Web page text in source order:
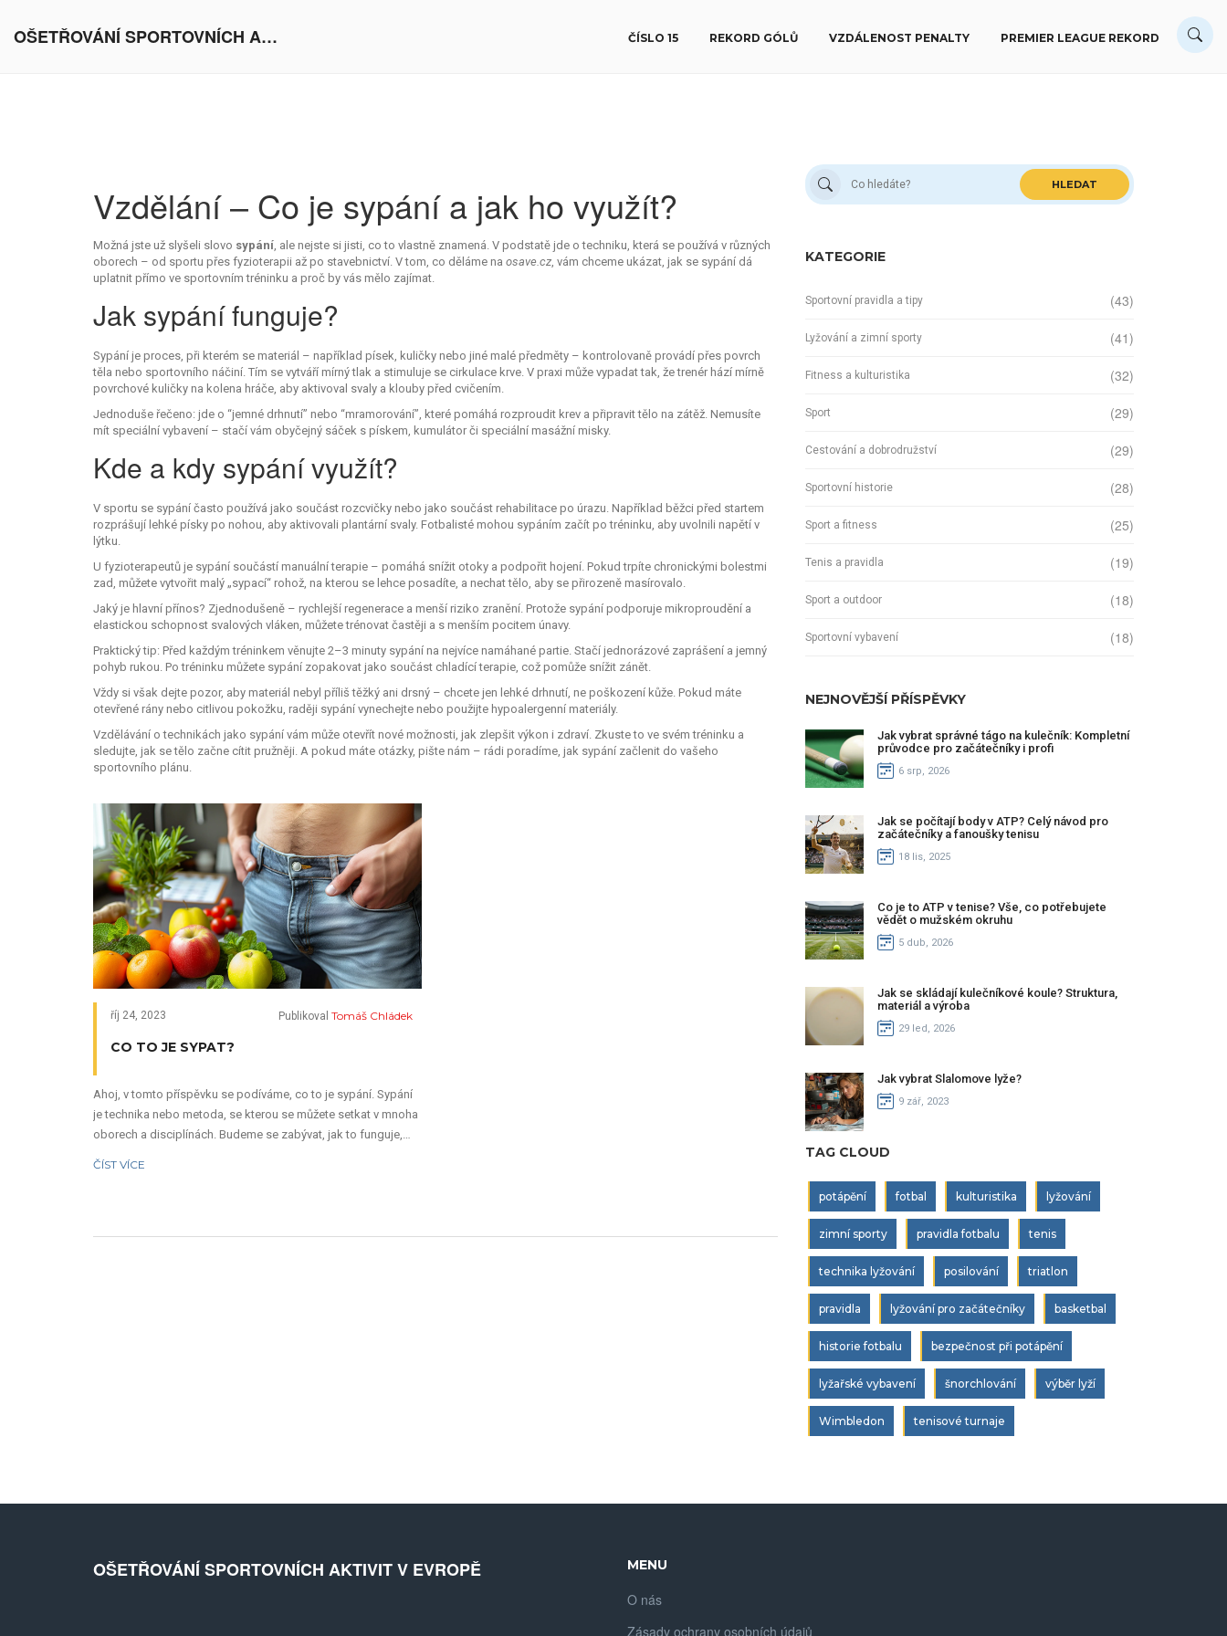
OŠETŘOVÁNÍ SPORTOVNÍCH AKTIVIT V EVROPĚ ČÍSLO 15 REKORD GÓLŮ VZDÁLENOST PENALTY PREMIER LEAGUE REKORD
Vzdělání – Co je sypání a jak ho využít?
Možná jste už slyšeli slovo sypání, ale nejste si jisti, co to vlastně znamená. V podstatě jde o techniku, která se používá v různých
oborech – od sportu přes fyzioterapii až po stavebnictví. V tom, co děláme na osave.cz, vám chceme ukázat, jak se sypání dá
uplatnit přímo ve sportovním tréninku a proč by vás mělo zajímat.
Jak sypání funguje?
Sypání je proces, při kterém se materiál – například písek, kuličky nebo jiné malé předměty – kontrolovaně provádí přes povrch
těla nebo sportovního náčiní. Tím se vytváří mírný tlak a stimuluje se cirkulace krve. V praxi může vypadat tak, že trenér hází mírně
povrchové kuličky na kolena hráče, aby aktivoval svaly a klouby před cvičením.
Jednoduše řečeno: jde o “jemné drhnutí” nebo “mramorování”, které pomáhá rozproudit krev a připravit tělo na zátěž. Nemusíte
mít speciální vybavení – stačí vám obyčejný sáček s pískem, kumulátor či speciální masážní misky.
Kde a kdy sypání využít?
V sportu se sypání často používá jako součást rozcvičky nebo jako součást rehabilitace po úrazu. Například běžci před startem
rozprášují lehké písky po nohou, aby aktivovali plantární svaly. Fotbalisté mohou sypáním začít po tréninku, aby uvolnili napětí v
lýtku.
U fyzioterapeutů je sypání součástí manuální terapie – pomáhá snížit otoky a podpořit hojení. Pokud trpíte chronickými bolestmi
zad, můžete vytvořit malý „sypací“ rohož, na kterou se lehce posadíte, a nechat tělo, aby se přirozeně masírovalo.
Jaký je hlavní přínos? Zjednodušeně – rychlejší regenerace a menší riziko zranění. Protože sypání podporuje mikroproudění a
elastickou schopnost svalových vláken, můžete trénovat častěji a s menším pocitem únavy.
Praktický tip: Před každým tréninkem věnujte 2–3 minuty sypání na nejvíce namáhané partie. Stačí jednorázové zaprášení a jemný
pohyb rukou. Po tréninku můžete sypání zopakovat jako součást chladící terapie, což pomůže snížit zánět.
Vždy si však dejte pozor, aby materiál nebyl příliš těžký ani drsný – chcete jen lehké drhnutí, ne poškození kůže. Pokud máte
otevřené rány nebo citlivou pokožku, raději sypání vynechejte nebo použijte hypoalergenní materiály.
Vzdělávání o technikách jako sypání vám může otevřít nové možnosti, jak zlepšit výkon i zdraví. Zkuste to ve svém tréninku a
sledujte, jak se tělo začne cítit pružněji. A pokud máte otázky, pište nám – rádi poradíme, jak sypání začlenit do vašeho
sportovního plánu.
říj 24, 2023 Publikoval Tomáš Chládek
CO TO JE SYPAT?
Ahoj, v tomto příspěvku se podíváme, co to je sypání. Sypání
je technika nebo metoda, se kterou se můžete setkat v mnoha
oborech a disciplínách. Budeme se zabývat, jak to funguje,
ČÍST VÍCE
HLEDAT
KATEGORIE
Sportovní pravidla a tipy (43)
Lyžování a zimní sporty (41)
Fitness a kulturistika (32)
Sport (29)
Cestování a dobrodružství (29)
Sportovní historie (28)
Sport a fitness (25)
Tenis a pravidla (19)
Sport a outdoor (18)
Sportovní vybavení (18)
NEJNOVĚJŠÍ PŘÍSPĚVKY
Jak vybrat správné tágo na kulečník: Kompletní
průvodce pro začátečníky i profi
6 srp, 2026
Jak se počítají body v ATP? Celý návod pro
začátečníky a fanoušky tenisu
18 lis, 2025
Co je to ATP v tenise? Vše, co potřebujete
vědět o mužském okruhu
5 dub, 2026
Jak se skládají kulečníkové koule? Struktura,
materiál a výroba
29 led, 2026
Jak vybrat Slalomove lyže?
9 zář, 2023
TAG CLOUD
potápění fotbal kulturistika lyžování
zimní sporty pravidla fotbalu tenis
technika lyžování posilování triatlon
pravidla lyžování pro začátečníky basketbal
historie fotbalu bezpečnost při potápění
lyžařské vybavení šnorchlování výběr lyží
Wimbledon tenisové turnaje
OŠETŘOVÁNÍ SPORTOVNÍCH AKTIVIT V EVROPĚ MENU
O nás
Zásady ochrany osobních údajů